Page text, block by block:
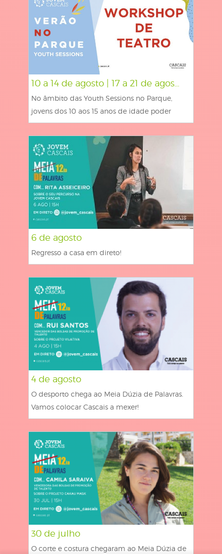
10 a 14 de agosto | 17 a 21 de agos…
No âmbito das Youth Sessions no Parque,
jovens dos 10 aos 15 anos de idade poder
6 de agosto
Regresso a casa em direto!
4 de agosto
O desporto chega ao Meia Dúzia de Palavras.
Vamos colocar Cascais a mexer!
30 de julho
O corte e costura chegaram ao Meia Dúzia de